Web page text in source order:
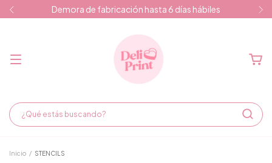
Demora de fabricación hasta 6 días hábiles
Inicio / STENCILS